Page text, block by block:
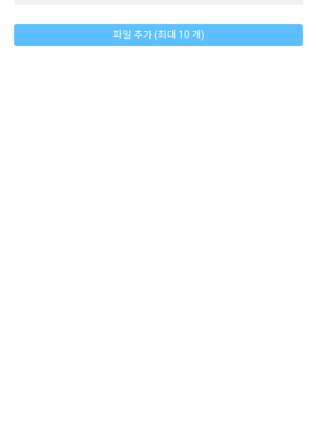
파일 추가 (최대 10 개)